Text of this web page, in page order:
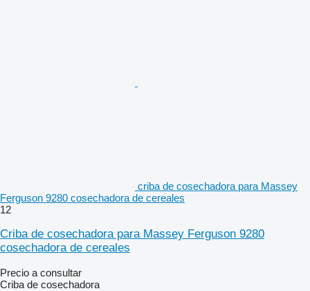
criba de cosechadora para Massey
Ferguson 9280 cosechadora de cereales
12
Criba de cosechadora para Massey Ferguson 9280
cosechadora de cereales
Precio a consultar
Criba de cosechadora